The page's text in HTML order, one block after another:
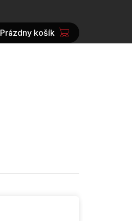
NÁKUPNÝ
Prázdny košík